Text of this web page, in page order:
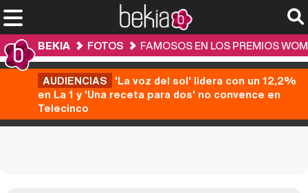
BEKIA FOTOS FAMOSOS EN LOS PREMIOS
AUDIENCIAS 'La voz del sol' lidera con un 12,2%
en La 1 y 'Una receta para dos' no convence en
Telecinco